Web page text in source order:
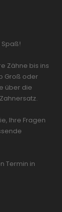
Zähne bis ins
Groß oder
über die
Ihre Fragen
Termin in